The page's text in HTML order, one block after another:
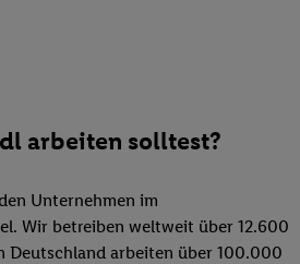
arbeiten solltest?
Unternehmen im
Wir betreiben weltweit über 12.600
Deutschland arbeiten über 100.000